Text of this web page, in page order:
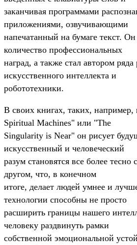
заканчивая программами
приложениями, озвучивающими
напечатанный на бумаге текст.
количество профессиональных
наград, а также стал автором ряда
искусственного интеллекта и
робототехники.
В своих книгах, таких, например,
Spiritual Machines" или "The
Singularity is Near" он рисует
искусственный и человеческий
разум становятся все более тесно
другом, что, в конечном
итоге, делает людей умнее и
технологии способны не просто
расширить границы нашего
человеку раздвинуть рамки
собственной эмоциональной